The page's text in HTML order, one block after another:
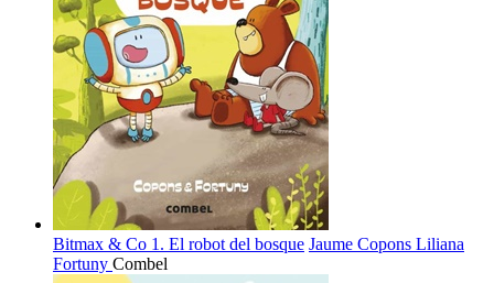
Bitmax & Co 1. El robot del bosque Jaume Copons Liliana
Fortuny Combel